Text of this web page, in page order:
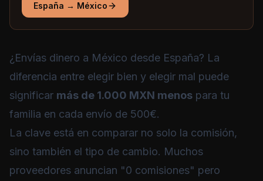
España → México
¿Envías dinero a México desde España? La
diferencia entre elegir bien y elegir mal puede
significar más de 1.000 MXN menos para tu
familia en cada envío de 500€.
La clave está en comparar no solo la comisión,
sino también el tipo de cambio. Muchos
proveedores anuncian "0 comisiones" pero